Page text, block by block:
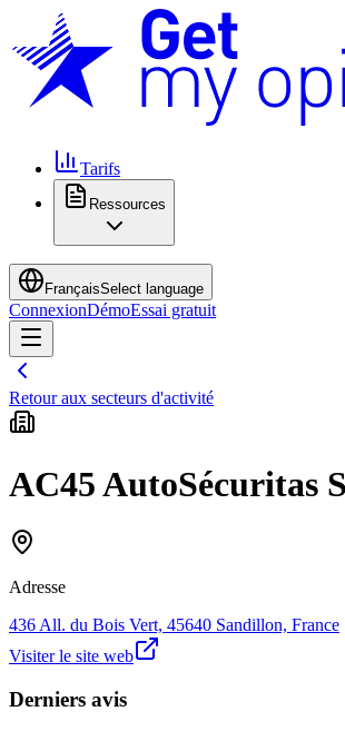
Tarifs
Ressources
FrançaisSelect language
ConnexionDémoEssai gratuit
Retour aux secteurs d'activité
AC45 AutoSécuritas
Adresse
436 All. du Bois Vert, 45640 Sandillon, France
Visiter le site web
Derniers avis